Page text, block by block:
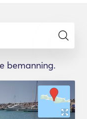
bemanning.